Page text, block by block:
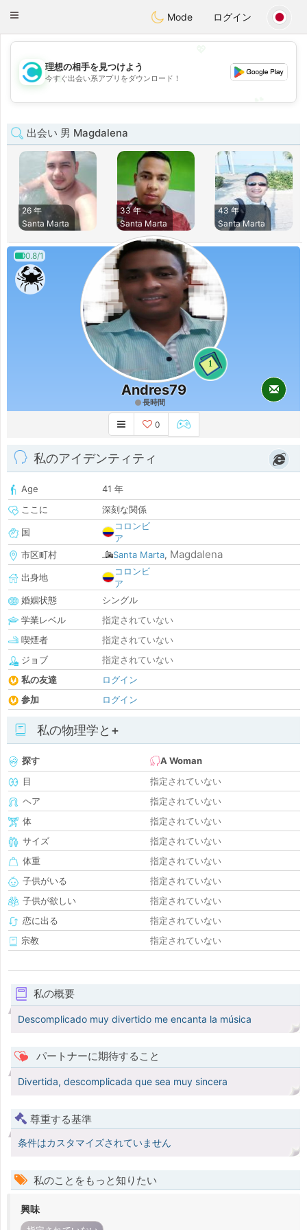
olombiaCitas
Toggle
Mode ログイン
💖
💕
理想の相手を見つけよう
今すぐ出会い系アプリをダウンロード！
出会い 男 Magdalena
26 年
Santa Marta
33 年
Santa Marta
43 年
Santa Marta
0.8/1
1
Andres79
長時間
0
私のアイデンティティ
Age
41 年
ここに
深刻な関係
国
コロンビ
ア
市区町村
Santa Marta, Magdalena
出身地
コロンビ
ア
婚姻状態
シングル
学業レベル
指定されていない
喫煙者
指定されていない
ジョブ
指定されていない
私の友達
ログイン
参加
ログイン
私の物理学と+
探す
A Woman
目
指定されていない
ヘア
指定されていない
体
指定されていない
サイズ
指定されていない
体重
指定されていない
子供がいる
指定されていない
子供が欲しい
指定されていない
恋に出る
指定されていない
宗教
指定されていない
私の概要
Descomplicado muy divertido me encanta la música
パートナーに期待すること
Divertida, descomplicada que sea muy sincera
尊重する基準
条件はカスタマイズされていません
私のことをもっと知りたい
興味